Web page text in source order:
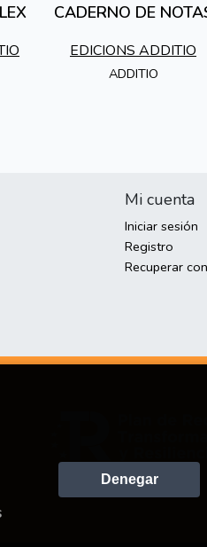
CADERNO DE
EDICIONS ADDITIO
ADDITIO
Mi cuenta
Iniciar sesión
Registro
Recuperar
Denegar